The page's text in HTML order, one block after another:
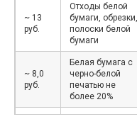
~ 13
руб.
Отходы белой
бумаги, обрезки,
полоски белой
бумаги
~ 8,0
руб.
Белая бумага с
черно-белой
печатью не
более 20%